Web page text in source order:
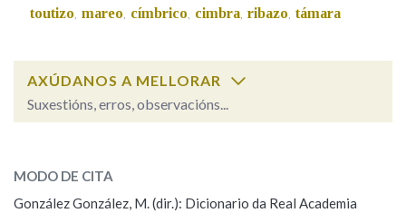
BUSCAR NO CONTIDO
Nos exemplos
Na fraseoloxía
toutizo, mareo, címbrico, cimbra, ribazo, támara
AXÚDANOS A MELLORAR
Suxestións, erros, observacións...
ESCOLLE UNHA OPCIÓN:
MODO DE CITA
González González, M. (dir.): Dicionario da Real Academia